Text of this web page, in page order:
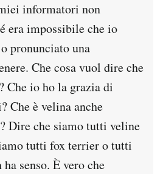
informatori non
era impossibile che io
pronunciato una
Che cosa vuol dire che
Che io ho la grazia di
Che è velina anche
Dire che siamo tutti veline
tutti fox terrier o tutti
senso. È vero che